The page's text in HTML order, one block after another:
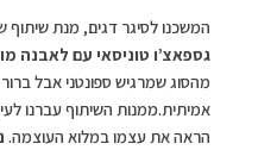
המשכנו לסיגר דגים, מנת שיתוף
גספאצ’ו טוניסאי עם לאבנה
מהסוג שמרגיש ספונטני אבל
אמיתית.ממנות השיתוף עברנו
הראה את עצמו במלוא העוצמה.